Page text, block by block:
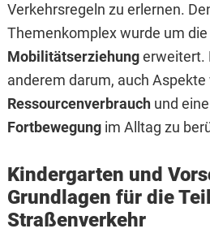
Verkehrsregeln zu erlernen.
Themenkomplex wurde um
Mobilitätserziehungerweitert.
anderem darum, auch Aspekte
Ressourcenverbrauch und eine
Fortbewegungim Alltag zu
Kindergarten und
Grundlagen für die
Straßenverkehr